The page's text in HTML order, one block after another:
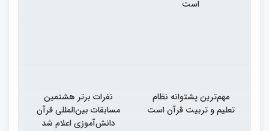
است
مهم‌ترین پشتوانه نظام
تعلیم و تربیت قرآن است
نفرات برتر هشتمین
مسابقات بین‌المللی قرآن
دانش‌آموزی اعلام شد